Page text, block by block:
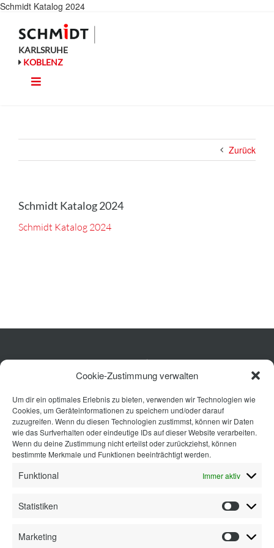
Cookie-Zustimmung verwalten
Um dir ein optimales Erlebnis zu bieten, verwenden wir Technologien wie
Cookies, um Geräteinformationen zu speichern und/oder darauf
zuzugreifen. Wenn du diesen Technologien zustimmst, können wir Daten
wie das Surfverhalten oder eindeutige IDs auf dieser Website verarbeiten.
Wenn du deine Zustimmung nicht erteilst oder zurückziehst, können
bestimmte Merkmale und Funktionen beeinträchtigt werden.
Funktional Immer aktiv
Statistiken
Marketing
Zum
springen
Schmidt Katalog 2024
KARLSRUHE
KOBLENZ
Wohnen
Ausstattung
Planung
Shop
Kontakt
Zurück
Schmidt Katalog 2024
Schmidt Katalog 2024
Küche
Wohnen
Bad
Ausstattung
Planung
Kontakt